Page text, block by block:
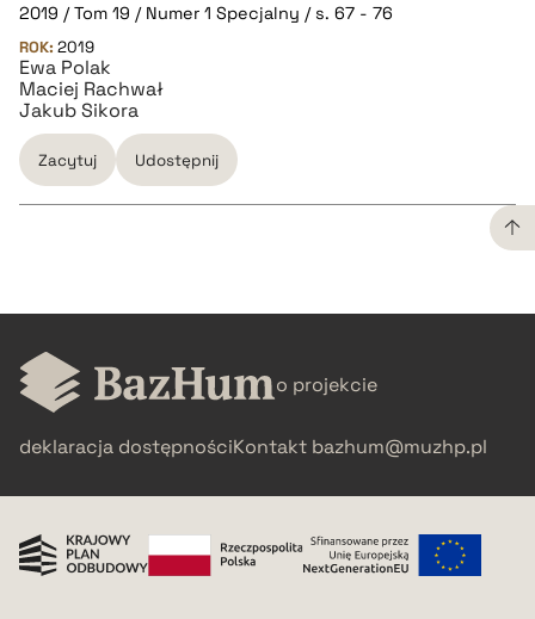
2019 / Tom 19 / Numer 1 Specjalny / s. 67 - 76
ROK: 2019
Ewa Polak
Maciej Rachwał
Jakub Sikora
Zacytuj Udostępnij
o projekcie
deklaracja dostępnościKontakt bazhum@muzhp.pl